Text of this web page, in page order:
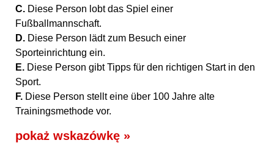
C. Diese Person lobt das Spiel einer
Fußballmannschaft.
D. Diese Person lädt zum Besuch einer
Sporteinrichtung ein.
E. Diese Person gibt Tipps für den richtigen Start in den
Sport.
F. Diese Person stellt eine über 100 Jahre alte
Trainingsmethode vor.
pokaż wskazówkę »